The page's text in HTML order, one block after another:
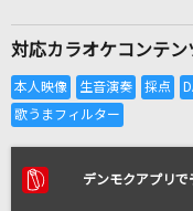
リアルタ
One Live One
対応カラオケコンテン
デンモクアプリで